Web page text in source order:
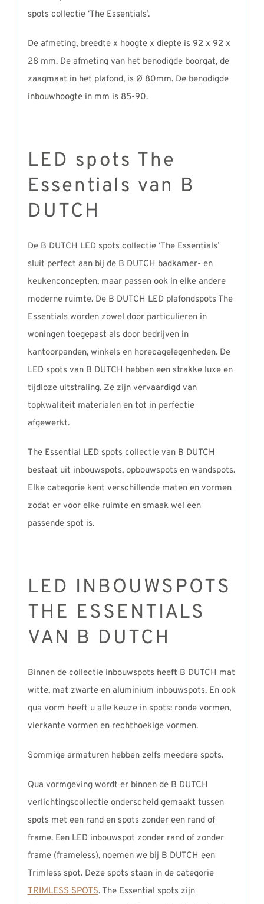
spots collectie ‘The Essentials’.
De afmeting, breedte x hoogte x diepte is 92 x 92 x
28 mm. De afmeting van het benodigde boorgat, de
zaagmaat in het plafond, is Ø 80mm. De benodigde
inbouwhoogte in mm is 85-90.
LED spots The
Essentials van B
DUTCH
De B DUTCH LED spots collectie ‘The Essentials’
sluit perfect aan bij de B DUTCH badkamer- en
keukenconcepten, maar passen ook in elke andere
moderne ruimte. De B DUTCH LED plafondspots The
Essentials worden zowel door particulieren in
woningen toegepast als door bedrijven in
kantoorpanden, winkels en horecagelegenheden. De
LED spots van B DUTCH hebben een strakke luxe en
tijdloze uitstraling. Ze zijn vervaardigd van
topkwaliteit materialen en tot in perfectie
afgewerkt.
The Essential LED spots collectie van B DUTCH
bestaat uit inbouwspots, opbouwspots en wandspots.
Elke categorie kent verschillende maten en vormen
zodat er voor elke ruimte en smaak wel een
passende spot is.
LED INBOUWSPOTS
THE ESSENTIALS
VAN B DUTCH
Binnen de collectie inbouwspots heeft B DUTCH mat
witte, mat zwarte en aluminium inbouwspots. En ook
qua vorm heeft u alle keuze in spots: ronde vormen,
vierkante vormen en rechthoekige vormen.
Sommige armaturen hebben zelfs meedere spots.
Qua vormgeving wordt er binnen de B DUTCH
verlichtingscollectie onderscheid gemaakt tussen
spots met een rand en spots zonder een rand of
frame. Een LED inbouwspot zonder rand of zonder
frame (frameless), noemen we bij B DUTCH een
Trimless spot. Deze spots staan in de categorie
TRIMLESS SPOTS. The Essential spots zijn